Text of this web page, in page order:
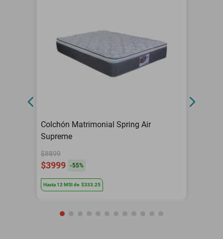
Colchón Matrimonial Spring Air
Supreme
$8899
$3999 -55%
Hasta12 MSIde $333.25